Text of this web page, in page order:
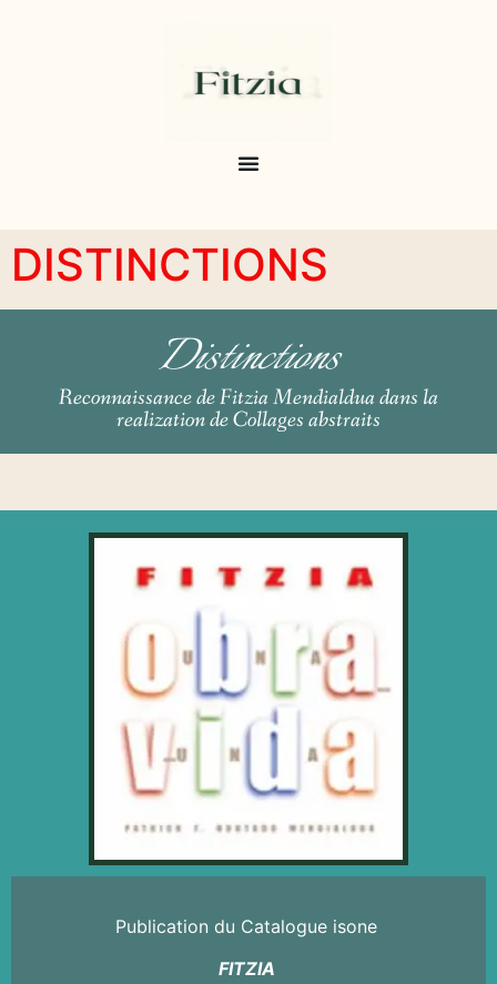
DISTINCTIONS
Distinctions
Reconnaissance de Fitzia Mendialdua dans la
realization de Collages abstraits
Publication du Catalogue isone
FITZIA